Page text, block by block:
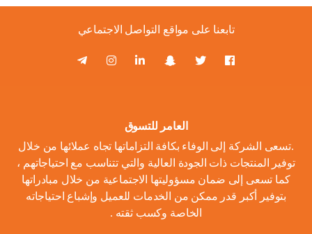
تابعنا على مواقع التواصل الاجتماعي
العامر للتسوق
.تسعى الشركة إلى الوفاء بكافة التزاماتها تجاه عملائها من خلال
توفير المنتجات ذات الجودة العالية والتي تتناسب مع احتياجاتهم ،
كما تسعى إلى ضمان مسؤوليتها الاجتماعية من خلال مبادراتها
بتوفير أكبر قدر ممكن من الخدمات للعميل وإشباع احتياجاته
الخاصة وكسب ثقته .